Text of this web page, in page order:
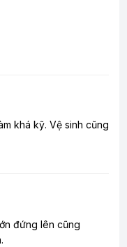
khá kỹ. Vệ sinh cũng
đứng lên cũng